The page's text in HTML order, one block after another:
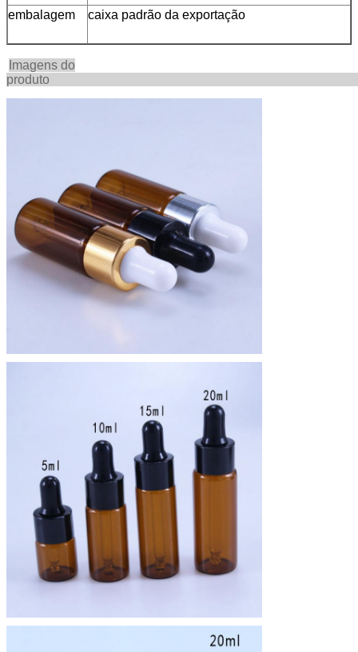
embalagem caixa padrão da exportação
Imagens do